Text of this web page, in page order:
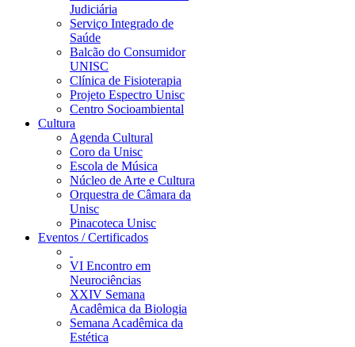
Judiciária
Serviço Integrado de
Saúde
Balcão do Consumidor
UNISC
Clínica de Fisioterapia
Projeto Espectro Unisc
Centro Socioambiental
Cultura
Agenda Cultural
Coro da Unisc
Escola de Música
Núcleo de Arte e Cultura
Orquestra de Câmara da
Unisc
Pinacoteca Unisc
Eventos / Certificados
VI Encontro em
Neurociências
XXIV Semana
Acadêmica da Biologia
Semana Acadêmica da
Estética